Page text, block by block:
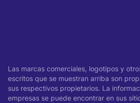
Las marcas comerciales, logotipos y
escritos que se muestran arriba son
sus respectivos propietarios. La
empresas se puede encontrar en sus